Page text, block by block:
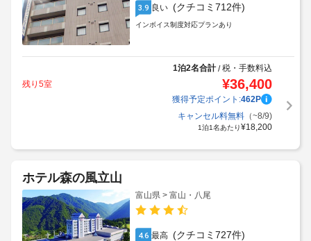
3.9 良い (クチコミ712件)
インボイス制度対応プランあり
1泊2名合計/税・手数料込
残り5室
¥36,400
獲得予定ポイント:462P
キャンセル料無料（~8/9)
1泊1名あたり¥18,200
ホテル森の風立山
富山県 > 富山・八尾
4.6 最高 (クチコミ727件)